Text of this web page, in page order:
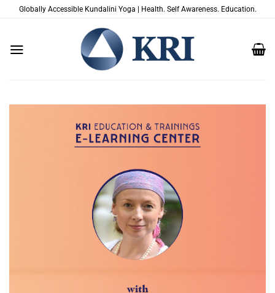
PasserGlobally Accessible Kundalini Yoga | Health. Self Awareness. Education.